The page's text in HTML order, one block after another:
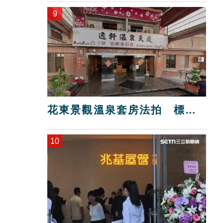
9
花東景觀溫泉套房法拍 標脫
10